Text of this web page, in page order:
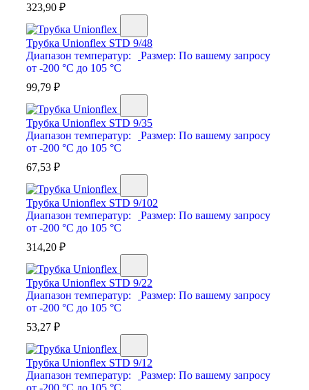
323,90 ₽
Трубка Unionflex STD 9/48
Диапазон температур:
от -200 °С до 105 °С
Размер: По вашему запросу
99,79 ₽
Трубка Unionflex STD 9/35
Диапазон температур:
от -200 °С до 105 °С
Размер: По вашему запросу
67,53 ₽
Трубка Unionflex STD 9/102
Диапазон температур:
от -200 °С до 105 °С
Размер: По вашему запросу
314,20 ₽
Трубка Unionflex STD 9/22
Диапазон температур:
от -200 °С до 105 °С
Размер: По вашему запросу
53,27 ₽
Трубка Unionflex STD 9/12
Диапазон температур:
от -200 °С до 105 °С
Размер: По вашему запросу